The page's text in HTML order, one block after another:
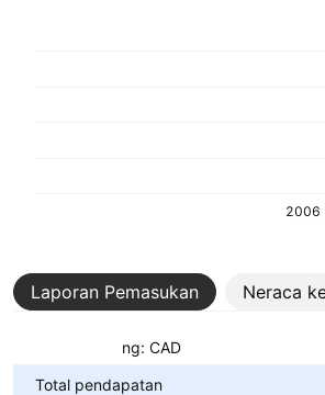
2006
Laporan Pemasukan Neraca
Mata uang: CAD
Total pendapatan